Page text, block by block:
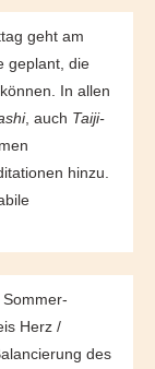
geht am
geplant, die
In allen
, auch Taiji-
hinzu.
Herz /
des